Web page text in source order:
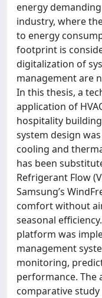
energy
industry, where
to energy
footprint is
digitalization of
management are
In this thesis, a
application of
hospitality
system design
cooling and
has been
Refrigerant Flow
Samsung’s
comfort without
seasonal
platform was
management
monitoring,
performance. The
comparative